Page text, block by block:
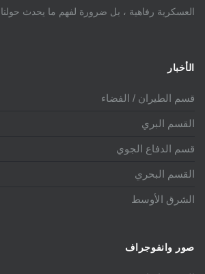
العسكرية رفاهية ، بل ضرورة لفهم ما يحدث حولنا .
الأخبار
قسم الطيران / الفضاء
القسم البري
قسم الدفاع الجوي
القسم البحري
الشرق الأوسط
صور وانفوجراف